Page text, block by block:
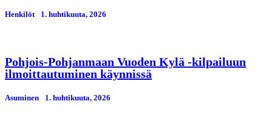
Henkilöt 1. huhtikuuta, 2026
Pohjois-Pohjanmaan Vuoden Kylä -kilpailuun
ilmoittautuminen käynnissä
Asuminen 1. huhtikuuta, 2026